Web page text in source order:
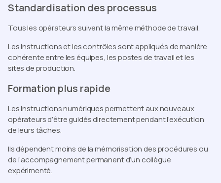
Standardisation des processus
Tous les opérateurs suivent la même méthode de travail.
Les instructions et les contrôles sont appliqués de manière
cohérente entre les équipes, les postes de travail et les
sites de production.
Formation plus rapide
Les instructions numériques permettent aux nouveaux
opérateurs d’être guidés directement pendant l’exécution
de leurs tâches.
Ils dépendent moins de la mémorisation des procédures ou
de l’accompagnement permanent d’un collègue
expérimenté.